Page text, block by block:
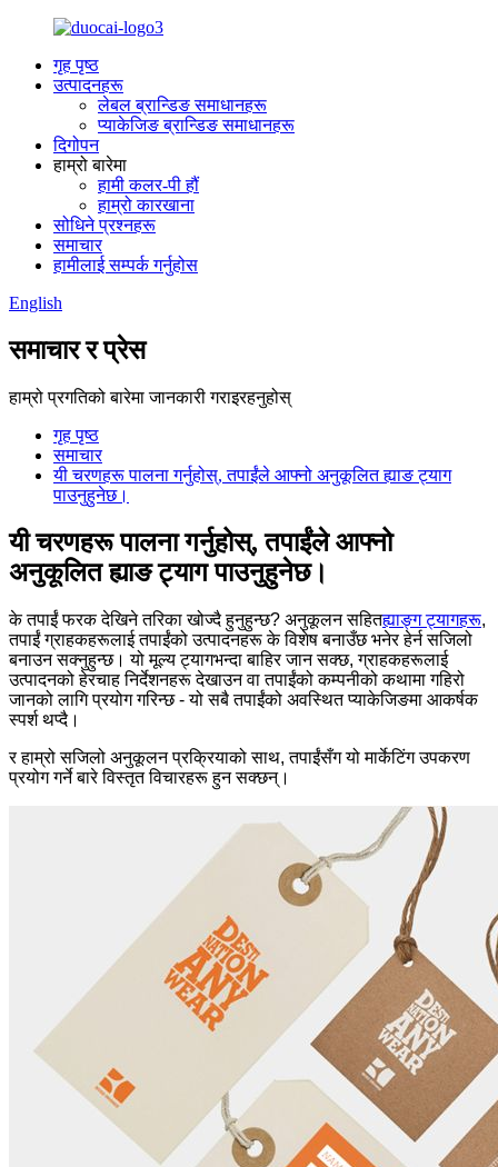
गृह पृष्ठ
उत्पादनहरू
लेबल ब्रान्डिङ समाधानहरू
प्याकेजिङ ब्रान्डिङ समाधानहरू
दिगोपन
हाम्रो बारेमा
हामी कलर-पी हौं
हाम्रो कारखाना
सोधिने प्रश्नहरू
समाचार
हामीलाई सम्पर्क गर्नुहोस
English
समाचार र प्रेस
हाम्रो प्रगतिको बारेमा जानकारी गराइरहनुहोस्
गृह पृष्ठ
समाचार
यी चरणहरू पालना गर्नुहोस्, तपाईंले आफ्नो अनुकूलित ह्याङ ट्याग
पाउनुहुनेछ।
यी चरणहरू पालना गर्नुहोस्, तपाईंले आफ्नो
अनुकूलित ह्याङ ट्याग पाउनुहुनेछ।
के तपाईं फरक देखिने तरिका खोज्दै हुनुहुन्छ? अनुकूलन सहितह्याङ्ग ट्यागहरू,
तपाईं ग्राहकहरूलाई तपाईंको उत्पादनहरू के विशेष बनाउँछ भनेर हेर्न सजिलो
बनाउन सक्नुहुन्छ। यो मूल्य ट्यागभन्दा बाहिर जान सक्छ, ग्राहकहरूलाई
उत्पादनको हेरचाह निर्देशनहरू देखाउन वा तपाईंको कम्पनीको कथामा गहिरो
जानको लागि प्रयोग गरिन्छ - यो सबै तपाईंको अवस्थित प्याकेजिङमा आकर्षक
स्पर्श थप्दै।
र हाम्रो सजिलो अनुकूलन प्रक्रियाको साथ, तपाईंसँग यो मार्केटिंग उपकरण
प्रयोग गर्ने बारे विस्तृत विचारहरू हुन सक्छन्।